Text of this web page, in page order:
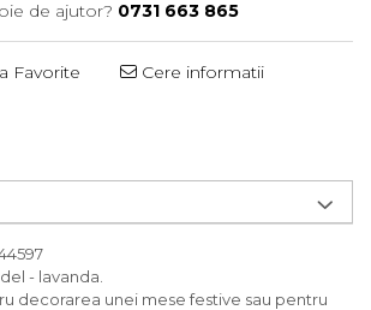
de ajutor? 0731 663 865
Favorite Cere informatii
- lavanda.
decorarea unei mese festive sau pentru